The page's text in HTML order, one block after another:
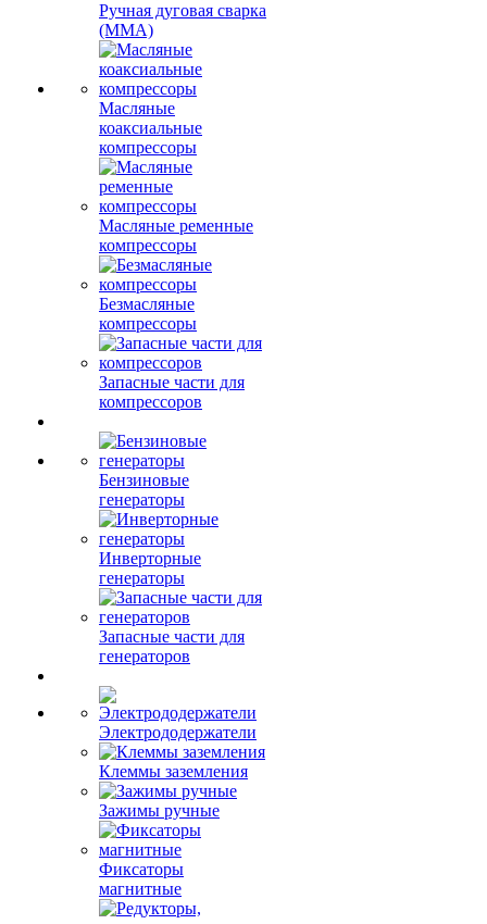
Ручная дуговая сварка
(MMA)
Масляные
коаксиальные
компрессоры
Масляные ременные
компрессоры
Безмасляные
компрессоры
Запасные части для
компрессоров
Бензиновые
генераторы
Инверторные
генераторы
Запасные части для
генераторов
Электрододержатели
Клеммы заземления
Зажимы ручные
Фиксаторы
магнитные